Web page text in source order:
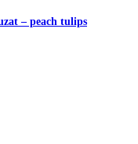
– peach tulips